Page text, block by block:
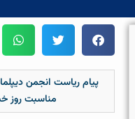
پیام ریاست انجمن
مناسبت روز